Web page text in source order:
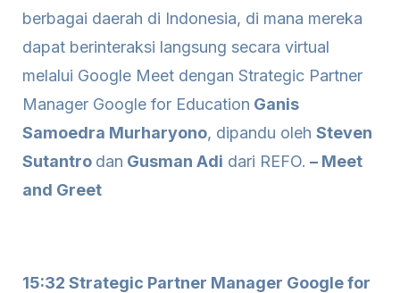
berbagai daerah di Indonesia, di mana mereka
dapat berinteraksi langsung secara virtual
melalui Google Meet dengan Strategic Partner
Manager Google for Education Ganis
Samoedra Murharyono, dipandu oleh Steven
Sutantro dan Gusman Adi dari REFO. – Meet
and Greet
15:32 Strategic Partner Manager Google for